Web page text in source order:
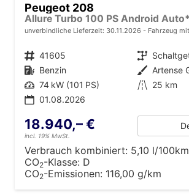
Peugeot 208
unverbindliche Lieferzeit: 30.11.2026 Fahrzeug
Fahrzeugnr. 41605 Getriebe
Kraftstoff Benzin Außenfarbe Artense
Leistung 74 kW (101 PS) Kilometerstand 25 km
01.08.2026
18.940,– €
incl. 19% MwSt.
Verbrauch kombiniert: 5,10 l/100km
CO2-Klasse: D
CO2-Emissionen: 116,00 g/km